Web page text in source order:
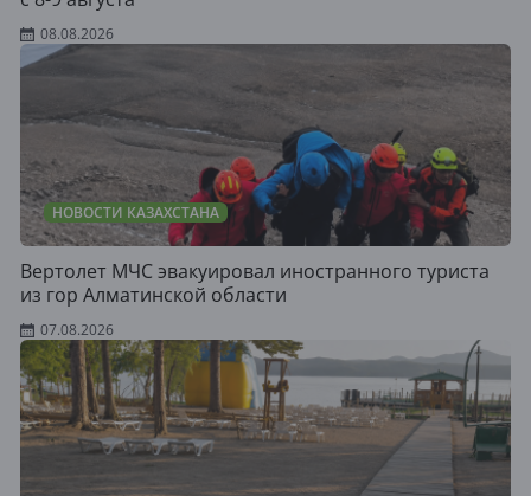
08.08.2026
НОВОСТИ КАЗАХСТАНА
Вертолет МЧС эвакуировал иностранного туриста
из гор Алматинской области
07.08.2026